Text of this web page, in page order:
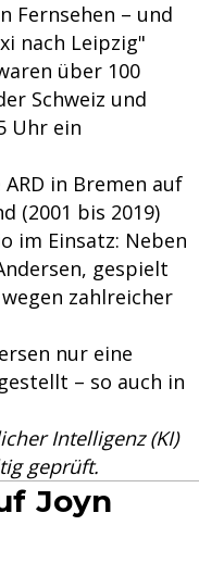
Fernsehen – und
nach Leipzig"
über 100
Schweiz und
Uhr ein
in Bremen auf
(2001 bis 2019)
im Einsatz: Neben
gespielt
zahlreicher
nur eine
– so auch in
Intelligenz (KI)
geprüft.
Joyn